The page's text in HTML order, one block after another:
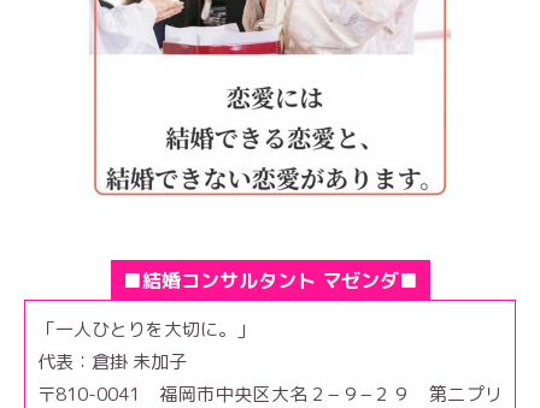
■結婚コンサルタント マゼンダ■
「一人ひとりを大切に。」
代表：倉掛 未加子
〒810-0041 福岡市中央区大名２−９−２９ 第二プリ